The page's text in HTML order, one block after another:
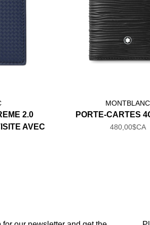
2.0
AVEC
MONTBLANC
PORTE-CARTES
480,00$CA